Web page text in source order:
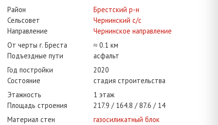
Район
Брестский р-н
Сельсовет
Чернинский с/с
Направление
Чернинское направление
От черты г. Бреста
≈ 0.1 км
Подъездные пути
асфальт
Год постройки
2020
Состояние
стадия строительства
Этажность
1 этаж
Площадь строения
217.9 164.8 87.6
14
Материал стен
газосиликатный блок